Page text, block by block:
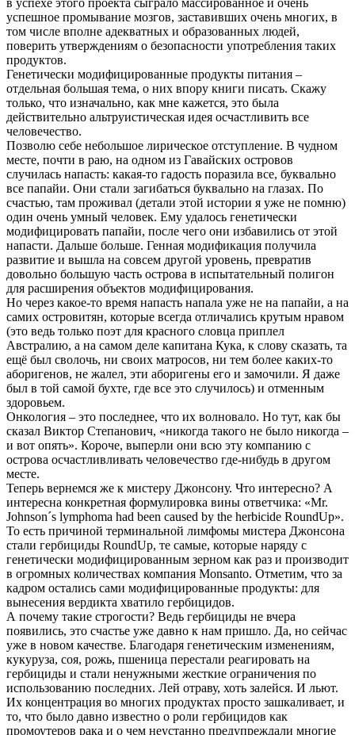
в успехе этого проекта сыграло массированное и очень
успешное промывание мозгов, заставивших очень многих, в
том числе вполне адекватных и образованных людей,
поверить утверждениям о безопасности употребления таких
продуктов.
Генетически модифицированные продукты питания –
отдельная большая тема, о них впору книги писать. Скажу
только, что изначально, как мне кажется, это была
действительно альтруистическая идея осчастливить все
человечество.
Позволю себе небольшое лирическое отступление. В чудном
месте, почти в раю, на одном из Гавайских островов
случилась напасть: какая-то гадость поразила все, буквально
все папайи. Они стали загибаться буквально на глазах. По
счастью, там проживал (детали этой истории я уже не помню)
один очень умный человек. Ему удалось генетически
модифицировать папайи, после чего они избавились от этой
напасти. Дальше больше. Генная модификация получила
развитие и вышла на совсем другой уровень, превратив
довольно большую часть острова в испытательный полигон
для расширения объектов модифицирования.
Но через какое-то время напасть напала уже не на папайи, а на
самих островитян, которые всегда отличались крутым нравом
(это ведь только поэт для красного словца приплел
Австралию, а на самом деле капитана Кука, к слову сказать, та
ещё был сволочь, ни своих матросов, ни тем более каких-то
аборигенов, не жалел, эти аборигены его и замочили. Я даже
был в той самой бухте, где все это случилось) и отменным
здоровьем.
Онкология – это последнее, что их волновало. Но тут, как бы
сказал Виктор Степанович, «никогда такого не было никогда –
и вот опять». Короче, выперли они всю эту компанию с
острова осчастливливать человечество где-нибудь в другом
месте.
Теперь вернемся же к мистеру Джонсону. Что интересно? А
интересна конкретная формулировка вины ответчика: «Mr.
Johnson´s lymphoma had been caused by the herbicide RoundUp».
То есть причиной терминальной лимфомы мистера Джонсона
стали гербициды RoundUp, те самые, которые наряду с
генетически модифицированным зерном как раз и производит
в огромных количествах компания Monsanto. Отметим, что за
кадром остались сами модифицированные продукты: для
вынесения вердикта хватило гербицидов.
А почему такие строгости? Ведь гербициды не вчера
появились, это счастье уже давно к нам пришло. Да, но сейчас
уже в новом качестве. Благодаря генетическим изменениям,
кукуруза, соя, рожь, пшеница перестали реагировать на
гербициды и стали ненужными жесткие ограничения по
использованию последних. Лей отраву, хоть залейся. И льют.
Их концентрация во многих продуктах просто зашкаливает, и
то, что было давно известно о роли гербицидов как
промоутеров рака и о чем неустанно предупреждали многие